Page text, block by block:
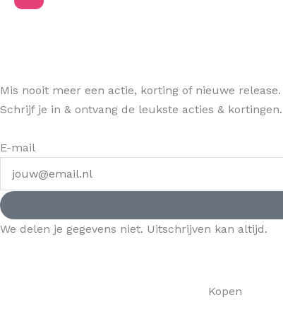
Mis nooit meer een actie, korting of nieuwe release.
Schrijf je in & ontvang de leukste acties & kortingen.
E-mail
We delen je gegevens niet. Uitschrijven kan altijd.
Kopen